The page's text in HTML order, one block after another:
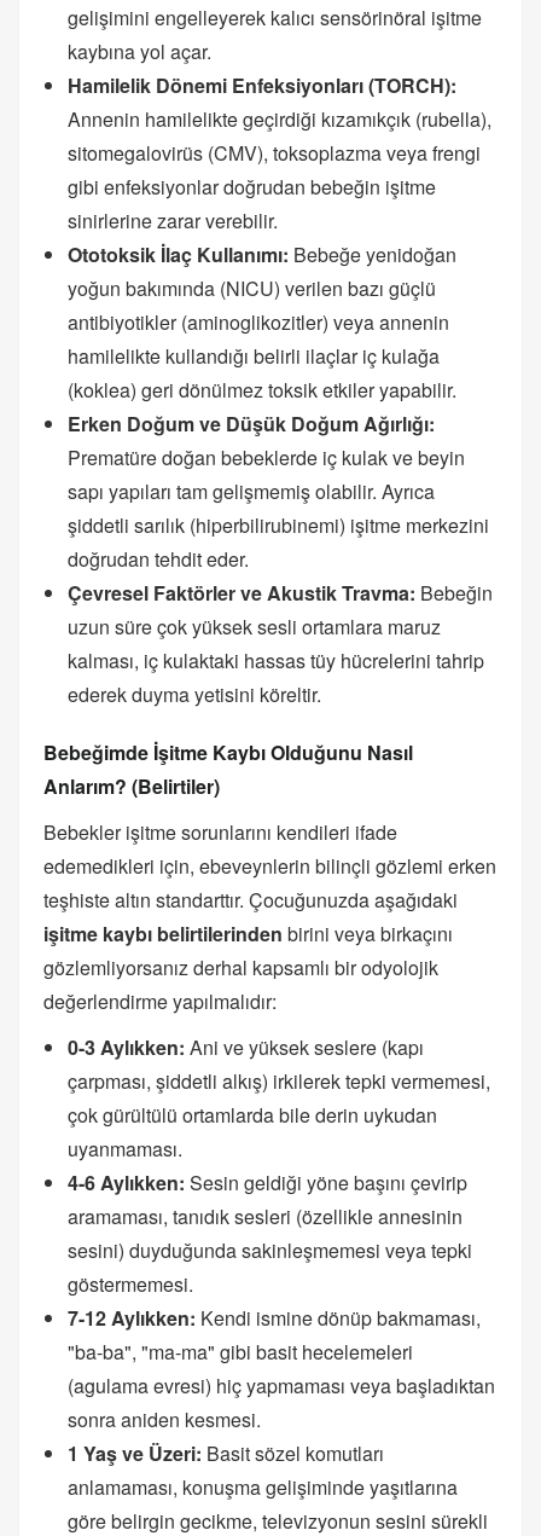
gelişimini engelleyerek kalıcı sensörinöral işitme
kaybına yol açar.
Hamilelik Dönemi Enfeksiyonları (TORCH):
Annenin hamilelikte geçirdiği kızamıkçık (rubella),
sitomegalovirüs (CMV), toksoplazma veya frengi
gibi enfeksiyonlar doğrudan bebeğin işitme
sinirlerine zarar verebilir.
Ototoksik İlaç Kullanımı: Bebeğe yenidoğan
yoğun bakımında (NICU) verilen bazı güçlü
antibiyotikler (aminoglikozitler) veya annenin
hamilelikte kullandığı belirli ilaçlar iç kulağa
(koklea) geri dönülmez toksik etkiler yapabilir.
Erken Doğum ve Düşük Doğum Ağırlığı:
Prematüre doğan bebeklerde iç kulak ve beyin
sapı yapıları tam gelişmemiş olabilir. Ayrıca
şiddetli sarılık (hiperbilirubinemi) işitme merkezini
doğrudan tehdit eder.
Çevresel Faktörler ve Akustik Travma: Bebeğin
uzun süre çok yüksek sesli ortamlara maruz
kalması, iç kulaktaki hassas tüy hücrelerini tahrip
ederek duyma yetisini köreltir.
Bebeğimde İşitme Kaybı Olduğunu Nasıl
Anlarım? (Belirtiler)
Bebekler işitme sorunlarını kendileri ifade
edemedikleri için, ebeveynlerin bilinçli gözlemi erken
teşhiste altın standarttır. Çocuğunuzda aşağıdaki
işitme kaybı belirtilerinden birini veya birkaçını
gözlemliyorsanız derhal kapsamlı bir odyolojik
değerlendirme yapılmalıdır:
0-3 Aylıkken: Ani ve yüksek seslere (kapı
çarpması, şiddetli alkış) irkilerek tepki vermemesi,
çok gürültülü ortamlarda bile derin uykudan
uyanmaması.
4-6 Aylıkken: Sesin geldiği yöne başını çevirip
aramaması, tanıdık sesleri (özellikle annesinin
sesini) duyduğunda sakinleşmemesi veya tepki
göstermemesi.
7-12 Aylıkken: Kendi ismine dönüp bakmaması,
"ba-ba", "ma-ma" gibi basit hecelemeleri
(agulama evresi) hiç yapmaması veya başladıktan
sonra aniden kesmesi.
1 Yaş ve Üzeri: Basit sözel komutları
anlamaması, konuşma gelişiminde yaşıtlarına
göre belirgin gecikme, televizyonun sesini sürekli